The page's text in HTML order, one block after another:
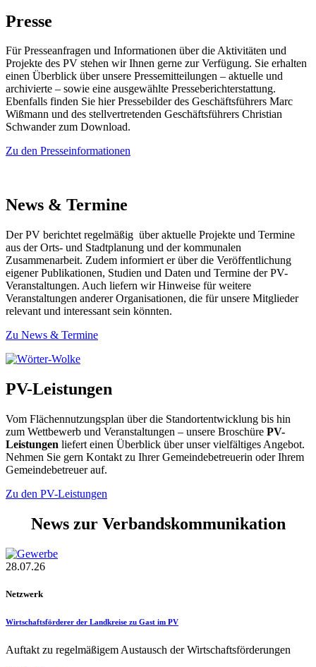
Presse
Für Presseanfragen und Informationen über die Aktivitäten und
Projekte des PV stehen wir Ihnen gerne zur Verfügung. Sie erhalten
einen Überblick über unsere Pressemitteilungen – aktuelle und
archivierte – sowie eine ausgewählte Presseberichterstattung.
Ebenfalls finden Sie hier Pressebilder des Geschäftsführers Marc
Wißmann und des stellvertretenden Geschäftsführers Christian
Schwander zum Download.
Zu den Presseinformationen
News & Termine
Der PV berichtet regelmäßig über aktuelle Projekte und Termine
aus der Orts- und Stadtplanung und der kommunalen
Zusammenarbeit. Zudem informiert er über die Veröffentlichung
eigener Publikationen, Studien und Daten und Termine der PV-
Veranstaltungen. Auch liefern wir Hinweise für weitere
Veranstaltungen anderer Organisationen, die für unsere Mitglieder
relevant und interessant sein könnten.
Zu News & Termine
PV-Leistungen
Vom Flächennutzungsplan über die Standortentwicklung bis hin
zum Wettbewerb und Veranstaltungen – unsere Broschüre PV-
Leistungen liefert einen Überblick über unser vielfältiges Angebot.
Nehmen Sie gern Kontakt zu Ihrer Gemeindebetreuerin oder Ihrem
Gemeindebetreuer auf.
Zu den PV-Leistungen
News zur Verbandskommunikation
28.07.26
Netzwerk
Wirtschaftsförderer der Landkreise zu Gast im PV
Auftakt zu regelmäßigem Austausch der Wirtschaftsförderungen